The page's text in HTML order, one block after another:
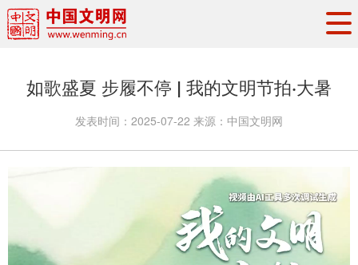
权威发布
资讯联播
地方交流
文明培育
文明实践
文明创建
文明影音 文明矩阵
如歌盛夏 步履不停 | 我的文明节拍·大暑
发表时间： 2025-07-22 来源： 中国文明网